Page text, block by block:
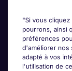
"Si vous
pourrons, ainsi
préférences
d'améliorer nos
adapté à vos
l'utilisation de